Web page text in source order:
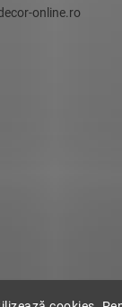
online.ro